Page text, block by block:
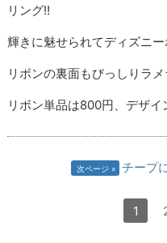
リング!!
輝きに魅せられてディズニー
リボンの裏面もびっしりラメ
リボン単品は800円、デザイ
次ページ チープ
1